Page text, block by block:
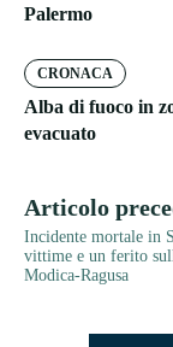
Palermo
CRONACA
Alba di fuoco in
evacuato
Articolo
Incidente mortale in
vittime e un ferito
Modica-Ragusa